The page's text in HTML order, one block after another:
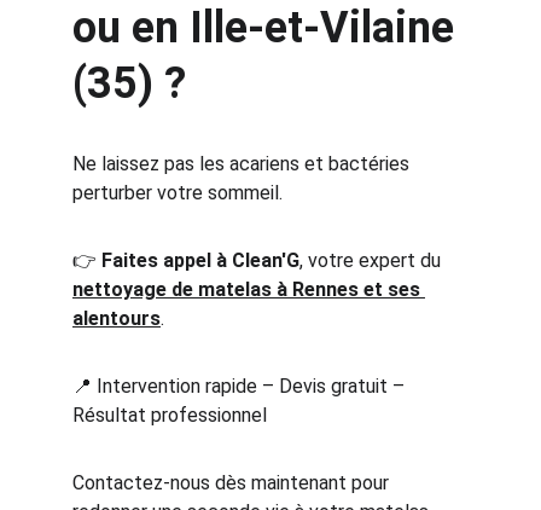
ou en Ille-et-Vilaine
(35) ?
Ne laissez pas les acariens et bactéries
perturber votre sommeil.
👉 Faites appel à Clean'G, votre expert du
nettoyage de matelas à Rennes et ses
alentours.
📍 Intervention rapide – Devis gratuit –
Résultat professionnel
Contactez-nous dès maintenant pour